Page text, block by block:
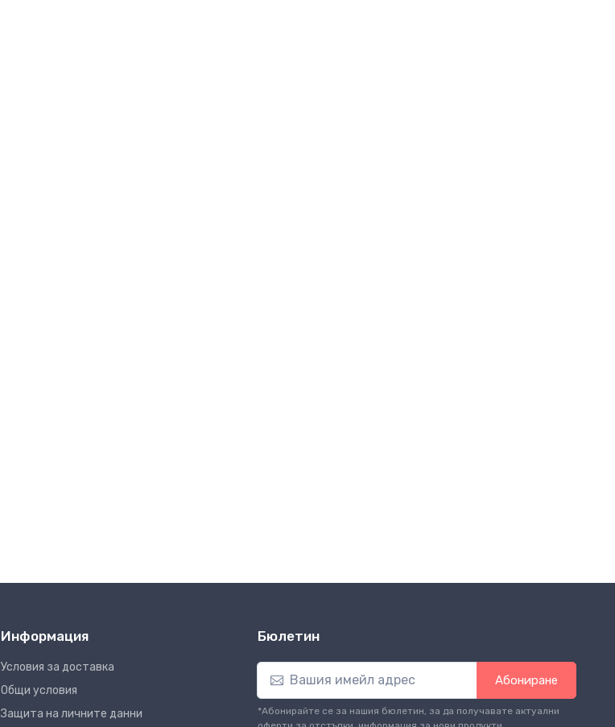
Информация
Условия за доставка
Общи условия
Защита на личните данни
Бюлетин
Абониране
*Абонирайте се за нашия бюлетин, за да получавате актуални